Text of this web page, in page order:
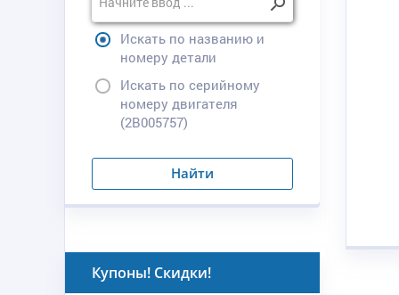
Искать по названию и
номеру детали
Искать по серийному
номеру двигателя
(2B005757)
Найти
Купоны! Скидки!